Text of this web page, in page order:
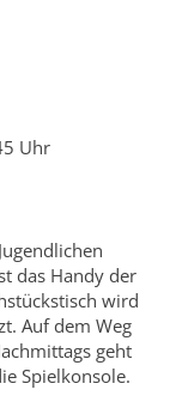
Uhr
das Handy der
wird
Auf dem Weg
geht
Spielkonsole.